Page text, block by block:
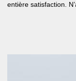
entière satisfaction.